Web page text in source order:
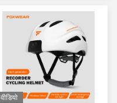
वीडियो